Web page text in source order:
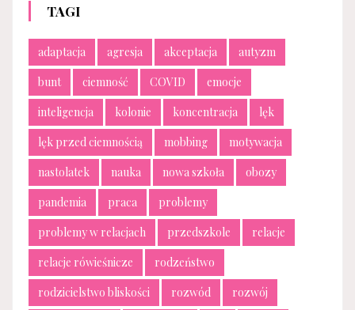
TAGI
adaptacja agresja akceptacja
autyzm
bunt
ciemność COVID
emocje
inteligencja
kolonie koncentracja
lęk
lęk przed ciemnością
mobbing
motywacja
nastolatek
nauka nowa szkoła
obozy
pandemia
praca
problemy
problemy w relacjach
przedszkole
relacje
relacje rówieśnicze
rodzeństwo
rodzicielstwo bliskości
rozwód
rozwój